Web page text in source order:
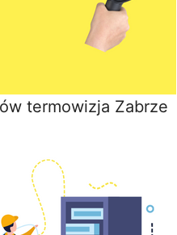
termowizja Zabrze